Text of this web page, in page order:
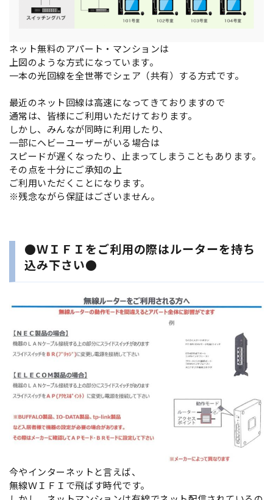
ネット無料のアパート・マンションは
上図のような方式になっています。
一本の光回線を全世帯でシェア（共有）する方式です。
最近のネット回線は高速になってきておりますので
通常は、皆様にご利用いただけております。
しかし、みんなが同時に利用したり、
一部にヘビーユーザーがいる場合は
スピードが遅くなったり、止まってしまうこともあります。
その点を十分にご承知の上
ご利用いただくことになります。
※残念ながら保証はございません。
●ＷＩＦＩをご利用の際はルーターを持ち
込み下さい●
今やインターネットと言えば、
無線ＷＩＦＩで飛ばす時代です。